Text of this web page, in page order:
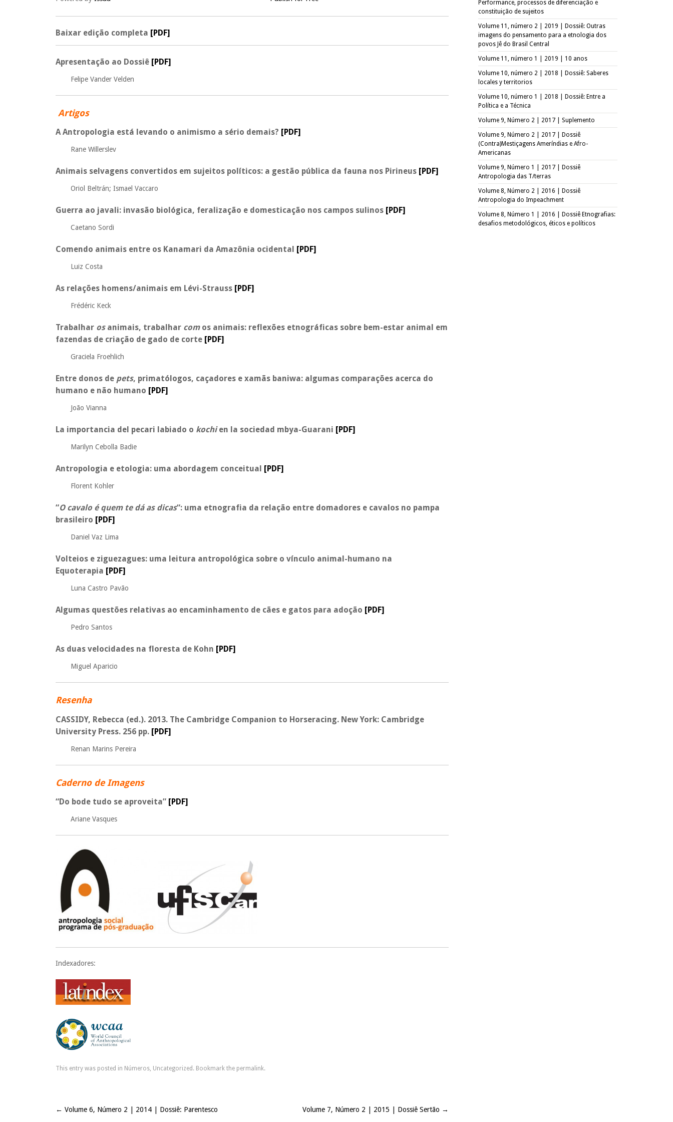
Baixar edição completa [PDF]
Apresentação ao Dossiê [PDF]
Felipe Vander Velden
Artigos
A Antropologia está levando o animismo a sério demais? [PDF]
Rane Willerslev
Animais selvagens convertidos em sujeitos políticos: a gestão pública da fauna nos Pirineus [PDF]
Oriol Beltrán; Ismael Vaccaro
Guerra ao javali: invasão biológica, feralização e domesticação nos campos sulinos [PDF]
Caetano Sordi
Comendo animais entre os Kanamari da Amazônia ocidental [PDF]
Luiz Costa
As relações homens/animais em Lévi-Strauss [PDF]
Frédéric Keck
Trabalhar osanimais, trabalhar comos animais: reflexões etnográficas sobre bem-estar animal em
fazendas de criação de gado de corte [PDF]
Graciela Froehlich
Entre donos de pets, primatólogos, caçadores e xamãs baniwa: algumas comparações acerca do
humano e não humano [PDF]
João Vianna
La importancia del pecari labiado o kochien la sociedad mbya-Guarani [PDF]
Marilyn Cebolla Badie
Antropologia e etologia: uma abordagem conceitual [PDF]
Florent Kohler
“O cavalo é quem te dá as dicas“: uma etnografia da relação entre domadores e cavalos no pampa
brasileiro [PDF]
Daniel Vaz Lima
Volteios e ziguezagues: uma leitura antropológica sobre o vínculo animal-humano na
Equoterapia [PDF]
Luna Castro Pavão
Algumas questões relativas ao encaminhamento de cães e gatos para adoção [PDF]
Pedro Santos
As duas velocidades na floresta de Kohn [PDF]
Miguel Aparicio
Resenha
CASSIDY, Rebecca (ed.). 2013. The Cambridge Companion to Horseracing. New York: Cambridge
University Press. 256 pp. [PDF]
Renan Marins Pereira
Caderno de Imagens
“Do bode tudo se aproveita” [PDF]
Ariane Vasques
Indexadores:
This entry was posted in Números, Uncategorized . Bookmark the permalink.
← Volume 6, Número 2 | 2014 | Dossiê: Parentesco Volume 7, Número 2 | 2015 | Dossiê Sertão →
Performance, processos de diferenciação e
constituição de sujeitos
Volume 11, número 2 | 2019 | Dossiê: Outras
imagens do pensamento para a etnologia dos
povos Jê do Brasil Central
Volume 11, número 1 | 2019 | 10 anos
Volume 10, número 2 | 2018 | Dossiê: Saberes
locales y territorios
Volume 10, número 1 | 2018 | Dossiê: Entre a
Política e a Técnica
Volume 9, Número 2 | 2017 | Suplemento
Volume 9, Número 2 | 2017 | Dossiê
(Contra)Mestiçagens Ameríndias e Afro-
Americanas
Volume 9, Número 1 | 2017 | Dossiê
Antropologia das T/terras
Volume 8, Número 2 | 2016 | Dossiê
Antropologia do Impeachment
Volume 8, Número 1 | 2016 | Dossiê Etnografias:
desafios metodológicos, éticos e políticos